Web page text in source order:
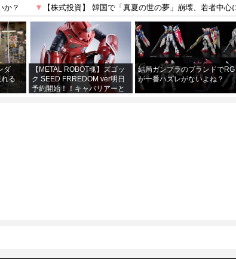
ダ
る…
【METAL ROBOT魂】ズゴッ
ク SEED FRREDOM ver明日
予約開始！！キャバリアーと
結局ガンプラのブランドでRG
が一番ハズレがないよね？